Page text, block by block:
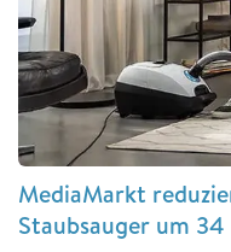
MediaMarkt
Staubsauger um 34